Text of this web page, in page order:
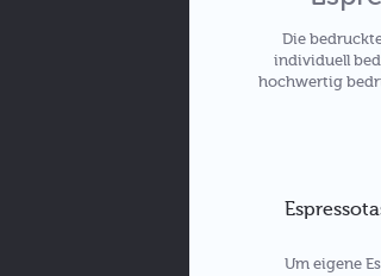
Die
individuell
hochwertig
Um eigene